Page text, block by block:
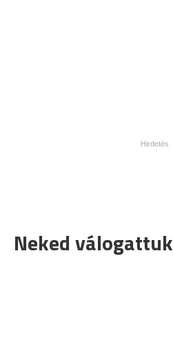
Neked válogattuk